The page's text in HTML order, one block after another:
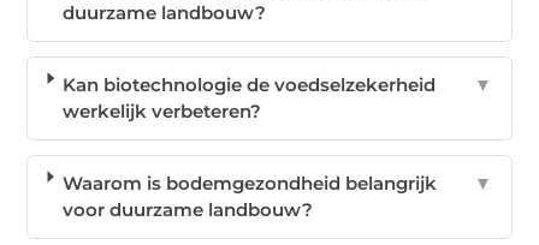
duurzame landbouw?
Kan biotechnologie de voedselzekerheid
werkelijk verbeteren?
▼
Waarom is bodemgezondheid belangrijk
voor duurzame landbouw?
▼